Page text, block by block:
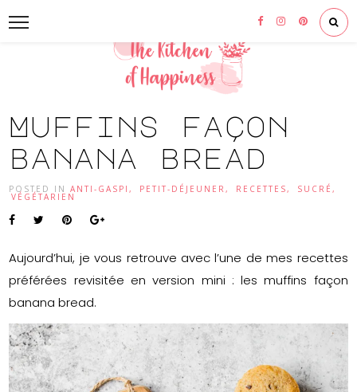
Muffins façon
banana bread
POSTED IN ANTI-GASPI, PETIT-DÉJEUNER, RECETTES, SUCRÉ,
VÉGÉTARIEN
Aujourd’hui, je vous retrouve avec l’une de mes recettes
préférées revisitée en version mini : les muffins façon
banana bread.